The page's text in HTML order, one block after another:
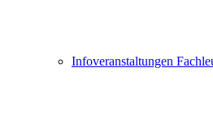
Infoveranstaltungen